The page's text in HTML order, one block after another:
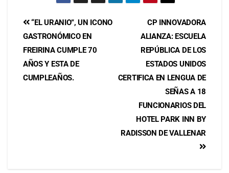
CP INNOVADORA
ALIANZA: ESCUELA
REPÚBLICA DE LOS
ESTADOS UNIDOS
CERTIFICA EN LENGUA DE
SEÑAS A 18
FUNCIONARIOS DEL
HOTEL PARK INN BY
RADISSON DE VALLENAR
“EL URANIO”, UN ICONO
GASTRONÓMICO EN
FREIRINA CUMPLE 70
AÑOS Y ESTA DE
CUMPLEAÑOS.